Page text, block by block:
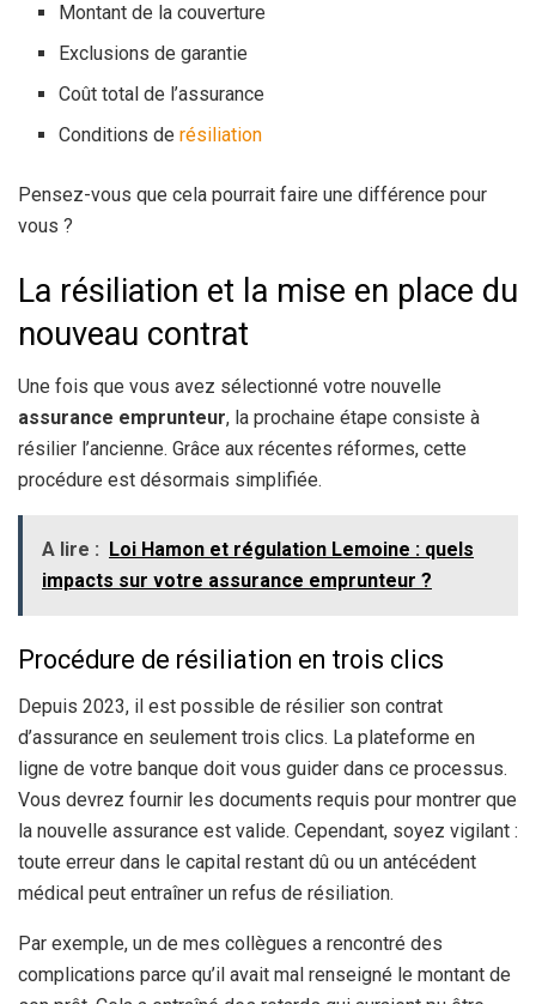
Montant de la couverture
Exclusions de garantie
Coût total de l’assurance
Conditions derésiliation
Pensez-vous que cela pourrait faire une différence pour
vous ?
La résiliation et la mise en place du
nouveau contrat
Une fois que vous avez sélectionné votre nouvelle
assurance emprunteur, la prochaine étape consiste à
résilier l’ancienne. Grâce aux récentes réformes, cette
procédure est désormais simplifiée.
A lire :
Loi Hamon et régulation Lemoine : quels
impacts sur votre assurance emprunteur ?
Procédure de résiliation en trois clics
Depuis 2023, il est possible de résilier son contrat
d’assurance en seulement trois clics. La plateforme en
ligne de votre banque doit vous guider dans ce processus.
Vous devrez fournir les documents requis pour montrer que
la nouvelle assurance est valide. Cependant, soyez vigilant :
toute erreur dans le capital restant dû ou un antécédent
médical peut entraîner un refus de résiliation.
Par exemple, un de mes collègues a rencontré des
complications parce qu’il avait mal renseigné le montant de